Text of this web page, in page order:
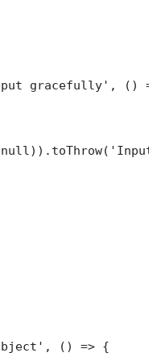
gracefully', ()
() => {